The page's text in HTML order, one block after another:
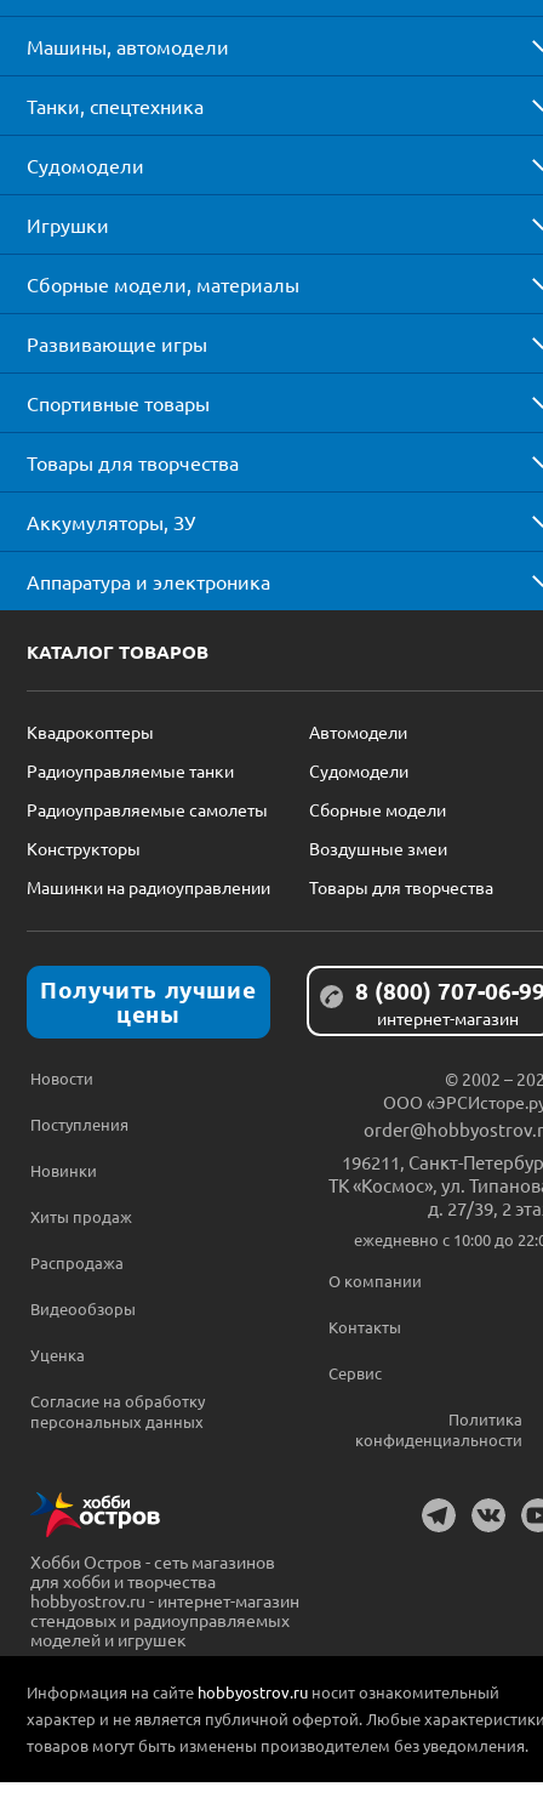
Машины, автомодели
Танки, спецтехника
Судомодели
Игрушки
Сборные модели, материалы
Развивающие игры
Спортивные товары
Товары для творчества
Аккумуляторы, ЗУ
Аппаратура и электроника
КАТАЛОГ ТОВАРОВ
Квадрокоптеры
Автомодели
Радиоуправляемые танки
Судомодели
Радиоуправляемые самолеты
Сборные модели
Конструкторы
Воздушные змеи
Машинки на радиоуправлении
Товары для творчества
Получить лучшие
цены
8 (800) 707-06-
интернет-магазин
Новости
Поступления
Новинки
Хиты продаж
Распродажа
Видеообзоры
Уценка
Согласие на обработку
персональных данных
© 2002 –
ООО
196211 Санкт-
ТК «Космос», ул.
д. 27/39, 2
ежедневно c 10:00 до
О компании
Контакты
Сервис
Политика
конфиденциальности
Хобби Остров - сеть магазинов
для хобби и творчества
hobbyostrov.ru - интернет-магазин
стендовых и радиоуправляемых
моделей и игрушек
Информация на сайте hobbyostrov.ru носит ознакомительный
характер и не является публичной офертой. Любые
товаров могут быть изменены производителем без уведомления.